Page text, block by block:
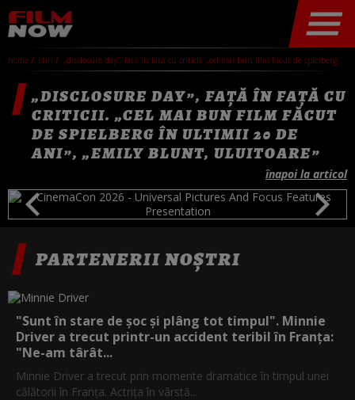
home stiri „disclosure day”, față în față cu criticii. „cel mai bun film făcut de spielberg în ultimii 20 de ani”, „emily blunt, uluitoare”
„DISCLOSURE DAY”, FAȚĂ ÎN FAȚĂ CU
CRITICII. „CEL MAI BUN FILM FĂCUT
DE SPIELBERG ÎN ULTIMII 20 DE
ANI”, „EMILY BLUNT, ULUITOARE”
înapoi la articol
PARTENERII NOȘTRI
"Sunt în stare de șoc și plâng tot timpul". Minnie
Driver a trecut printr-un accident teribil în Franța:
"Ne-am târât...
Minnie Driver a trecut prin momente dramatice în timpul unei
călătorii în Franța. Actrița în vârstă...